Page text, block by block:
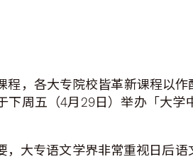
程，各大专院校皆革新课程以
下周五（4月29日）举办「大
，大专语文学界非常重视日后